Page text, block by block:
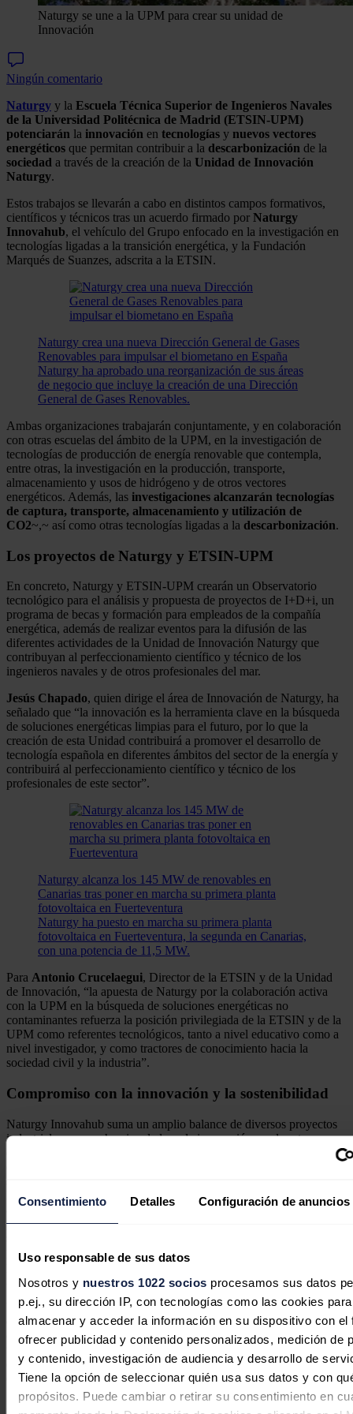
Consentimiento Detalles Configuración de anuncios
Uso responsable de sus datos
Nosotros y nuestros 1022 socios procesamos sus datos
p.ej., su dirección IP, con tecnologías como las cookies para
almacenar y acceder la información en su dispositivo con el
ofrecer publicidad y contenido personalizados, medición de
y contenido, investigación de audiencia y desarrollo de
Tiene la opción de seleccionar quién usa sus datos y con
propósitos. Puede cambiar o retirar su consentimiento en
Naturgy se une a la UPM para crear su unidad de
Innovación
Ningún comentario
Naturgy y la Escuela Técnica Superior de Ingenieros Navales
de la Universidad Politécnica de Madrid (ETSIN-UPM)
potenciarán la innovación en tecnologías y nuevos vectores
energéticos que permitan contribuir a la descarbonización de la
sociedad a través de la creación de la Unidad de Innovación
Naturgy.
Estos trabajos se llevarán a cabo en distintos campos formativos,
científicos y técnicos tras un acuerdo firmado por Naturgy
Innovahub, el vehículo del Grupo enfocado en la investigación en
tecnologías ligadas a la transición energética, y la Fundación
Marqués de Suanzes, adscrita a la ETSIN.
Naturgy crea una nueva Dirección General de Gases
Renovables para impulsar el biometano en España
Naturgy ha aprobado una reorganización de sus áreas
de negocio que incluye la creación de una Dirección
General de Gases Renovables.
Ambas organizaciones trabajarán conjuntamente, y en colaboración
con otras escuelas del ámbito de la UPM, en la investigación de
tecnologías de producción de energía renovable que contempla,
entre otras, la investigación en la producción, transporte,
almacenamiento y usos de hidrógeno y de otros vectores
energéticos. Además, las investigaciones alcanzarán tecnologías
de captura, transporte, almacenamiento y utilización de
CO2~,~ así como otras tecnologías ligadas a la descarbonización.
Los proyectos de Naturgy y ETSIN-UPM
En concreto, Naturgy y ETSIN-UPM crearán un Observatorio
tecnológico para el análisis y propuesta de proyectos de I+D+i, un
programa de becas y formación para empleados de la compañía
energética, además de realizar eventos para la difusión de las
diferentes actividades de la Unidad de Innovación Naturgy que
contribuyan al perfeccionamiento científico y técnico de los
ingenieros navales y de otros profesionales del mar.
Jesús Chapado, quien dirige el área de Innovación de Naturgy, ha
señalado que “la innovación es la herramienta clave en la búsqueda
de soluciones energéticas limpias para el futuro, por lo que la
creación de esta Unidad contribuirá a promover el desarrollo de
tecnología española en diferentes ámbitos del sector de la energía y
contribuirá al perfeccionamiento científico y técnico de los
profesionales de este sector”.
Naturgy alcanza los 145 MW de renovables en
Canarias tras poner en marcha su primera planta
fotovoltaica en Fuerteventura
Naturgy ha puesto en marcha su primera planta
fotovoltaica en Fuerteventura, la segunda en Canarias,
con una potencia de 11,5 MW.
Para Antonio Crucelaegui, Director de la ETSIN y de la Unidad
de Innovación, “la apuesta de Naturgy por la colaboración activa
con la UPM en la búsqueda de soluciones energéticas no
contaminantes refuerza la posición privilegiada de la ETSIN y de la
UPM como referentes tecnológicos, tanto a nivel educativo como a
nivel investigador, y como tractores de conocimiento hacia la
sociedad civil y la industria”.
Compromiso con la innovación y la sostenibilidad
Naturgy Innovahub suma un amplio balance de diversos proyectos
industriales en marcha vinculados a la innovación en el sector
energético que ya se han traducido en la creación de dos sociedades
Invenergy Huso29, tiene como objetivo el reciclaje integral de
aerogeneradores y la recuperación de materiales procedentes de
palas y otras partes del aerogenerador para su posterior uso en una
pretende desarrollar una tecnología de producción de biometano a
partir de un syngas procedente de la gasificación de residuos sólidos
industriales.
Estos diferentes proyectos son una realidad gracias a las relaciones
que Naturgy ha establecido con el ecosistema innovador, entre las
que se encuentran acuerdos con universidades, trabajos con centros
tecnológicos y grupos de investigación, asociaciones sectoriales y
empresariales, organismos y administraciones y, por supuesto, con
emprendedores.
Noticias relacionadas